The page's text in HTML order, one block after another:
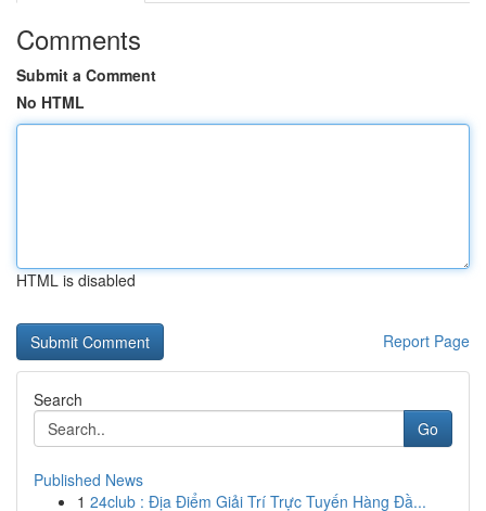
Comments
Submit a Comment
No HTML
HTML is disabled
Report Page
Search
Go
Published News
1 24club : Địa Điểm Giải Trí Trực Tuyến Hàng Đầ...